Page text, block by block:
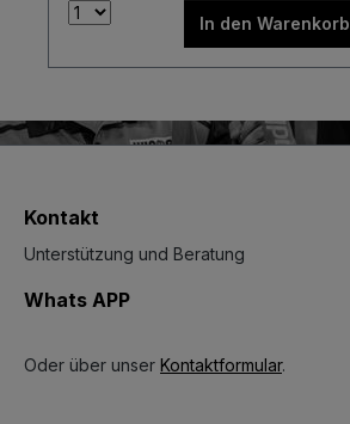
In den Warenkorb
Kontakt
Unterstützung und Beratung
Whats APP
Oder über unser Kontaktformular.